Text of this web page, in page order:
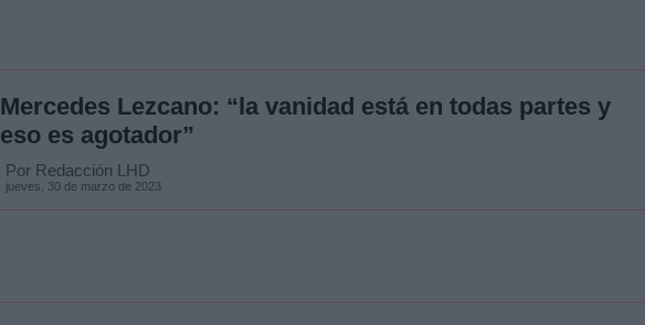
Mercedes Lezcano: “la vanidad está en todas partes y
eso es agotador”
Por Redacción LHD
jueves, 30 de marzo de 2023